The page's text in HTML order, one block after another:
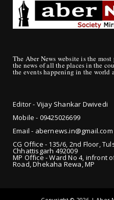
The Aber News website is the
the news of all the places in the
the events happening in the world
Editor - Vijay Shankar Dwivedi
Mobile - 09425026699
Email - abernews.in@gmail.com
CG Office - 135/6, 2nd Floor,
Chhattisgarh 492009
MP Office - Ward No 4, infront
Road, Dhekaha Rewa, MP